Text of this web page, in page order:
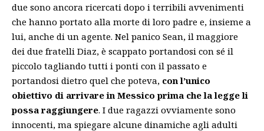
due sono ancora ricercati dopo i terribili avvenimenti
che hanno portato alla morte di loro padre e, insieme a
lui, anche di un agente. Nel panico Sean, il maggiore
dei due fratelli Diaz, è scappato portandosi con sé il
piccolo tagliando tutti i ponti con il passato e
portandosi dietro quel che poteva, con l’unico
obiettivo di arrivare in Messico prima che la legge li
possa raggiungere. I due ragazzi ovviamente sono
innocenti, ma spiegare alcune dinamiche agli adulti